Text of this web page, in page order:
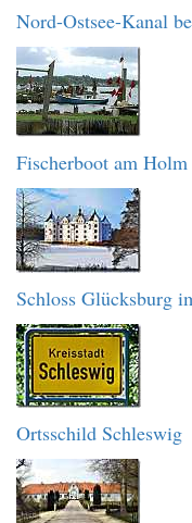
Nord-Ostsee-Kanal
Fischerboot am
Schloss Glücksburg
Ortsschild Schleswig